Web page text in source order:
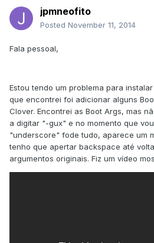
jpmneofito
Posted November 11, 2014
Fala pessoal,
Estou tendo um problema para
que encontrei foi adicionar alguns
Clover. Encontrei as Boot Args, mas
a digitar "-gux" e no momento que
"underscore" fode tudo, aparece um
tenho que apertar backspace até
argumentos originais. Fiz um vídeo